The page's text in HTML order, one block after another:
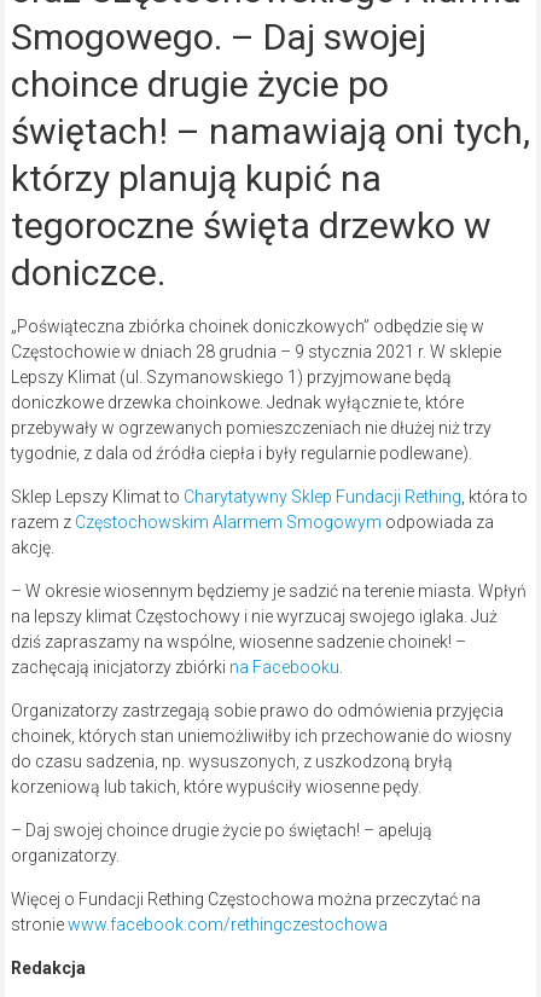
Smogowego. – Daj swojej
choince drugie życie po
świętach! – namawiają oni tych,
którzy planują kupić na
tegoroczne święta drzewko w
doniczce.
„Poświąteczna zbiórka choinek doniczkowych” odbędzie się w
Częstochowie w dniach 28 grudnia – 9 stycznia 2021 r. W sklepie
Lepszy Klimat (ul. Szymanowskiego 1) przyjmowane będą
doniczkowe drzewka choinkowe. Jednak wyłącznie te, które
przebywały w ogrzewanych pomieszczeniach nie dłużej niż trzy
tygodnie, z dala od źródła ciepła i były regularnie podlewane).
Sklep Lepszy Klimat to Charytatywny Sklep Fundacji Rething , która to
razem z Częstochowskim Alarmem Smogowym odpowiada za
akcję.
– W okresie wiosennym będziemy je sadzić na terenie miasta. Wpłyń
na lepszy klimat Częstochowy i nie wyrzucaj swojego iglaka. Już
dziś zapraszamy na wspólne, wiosenne sadzenie choinek! –
zachęcają inicjatorzy zbiórki na Facebooku
Organizatorzy zastrzegają sobie prawo do odmówienia przyjęcia
choinek, których stan uniemożliwiłby ich przechowanie do wiosny
do czasu sadzenia, np. wysuszonych, z uszkodzoną bryłą
korzeniową lub takich, które wypuściły wiosenne pędy.
– Daj swojej choince drugie życie po świętach! – apelują
organizatorzy.
Więcej o Fundacji Rething Częstochowa można przeczytać na
stroniewww.facebook.com/rethingczestochowa
Redakcja